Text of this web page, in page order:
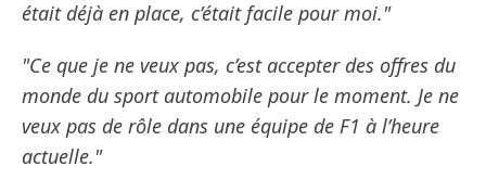
était déjà en place, c’était facile pour moi."
"Ce que je ne veux pas, c’est accepter des offres du
monde du sport automobile pour le moment. Je ne
veux pas de rôle dans une équipe de F1 à l’heure
actuelle."